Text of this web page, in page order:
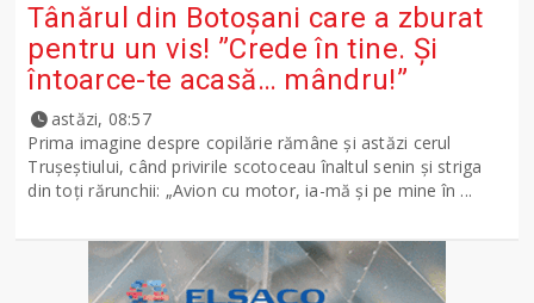
Tânărul din Botoșani care a zburat
pentru un vis! ”Crede în tine. Și
întoarce-te acasă… mândru!”
astăzi, 08:57
Prima imagine despre copilărie rămâne și astăzi cerul
Trușeștiului, când privirile scotoceau înaltul senin și striga
din toți rărunchii: „Avion cu motor, ia-mă și pe mine în ...